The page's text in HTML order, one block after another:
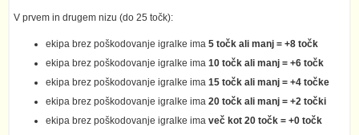
V prvem in drugem nizu (do 25 točk):
ekipa brez poškodovanje igralke ima 5 točk ali manj = +8 točk
ekipa brez poškodovanje igralke ima 10 točk ali manj = +6 točk
ekipa brez poškodovanje igralke ima 15 točk ali manj = +4 točke
ekipa brez poškodovanje igralke ima 20 točk ali manj = +2 točki
ekipa brez poškodovanje igralke ima več kot 20 točk = +0 točk